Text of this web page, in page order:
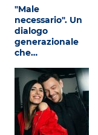
"Male
necessario". Un
dialogo
generazionale
che…